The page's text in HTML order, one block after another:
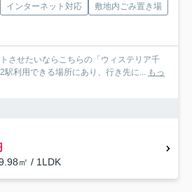
インターネット対応
敷地内ごみ置き場
させたいならこちらの「ウィステリア千
利用できる場所にあり、行き先に...
もっ
㎡ / 1LDK